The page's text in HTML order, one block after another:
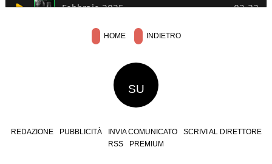
HOME INDIETRO
SU
REDAZIONE PUBBLICITÀ INVIA COMUNICATO
SCRIVI AL DIRETTORE
RSS
PREMIUM